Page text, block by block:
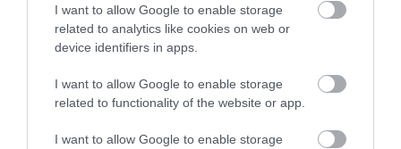
I want to allow Google to enable storage
related to analytics like cookies on web or
device identifiers in apps.
I want to allow Google to enable storage
related to functionality of the website or app.
I want to allow Google to enable storage
A népszerű utazási portál, a Kiwi idén is
meghirdette a 12 World Travel Hacker
belül olyan lelkes fiatalokat keresnek, akik
vállalnák, hogy négy héten keresztül
bejárják a világot.
Álommunka a pároddal: közel
4 millió forintot ajánlanak…
HAMU ÉS GYÉMÁNT